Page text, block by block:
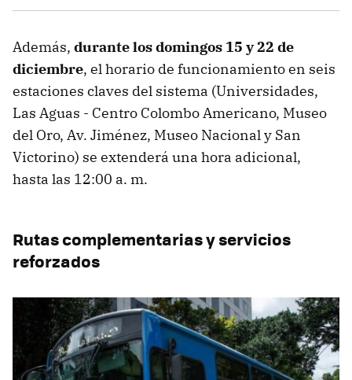
Además, durante los domingos 15 y 22 de
diciembre, el horario de funcionamiento en seis
estaciones claves del sistema (Universidades,
Las Aguas - Centro Colombo Americano, Museo
del Oro, Av. Jiménez, Museo Nacional y San
Victorino) se extenderá una hora adicional,
hasta las 12:00 a. m.
Rutas complementarias y servicios
reforzados